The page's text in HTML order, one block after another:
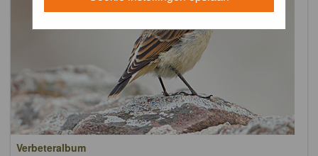
Verbeteralbum